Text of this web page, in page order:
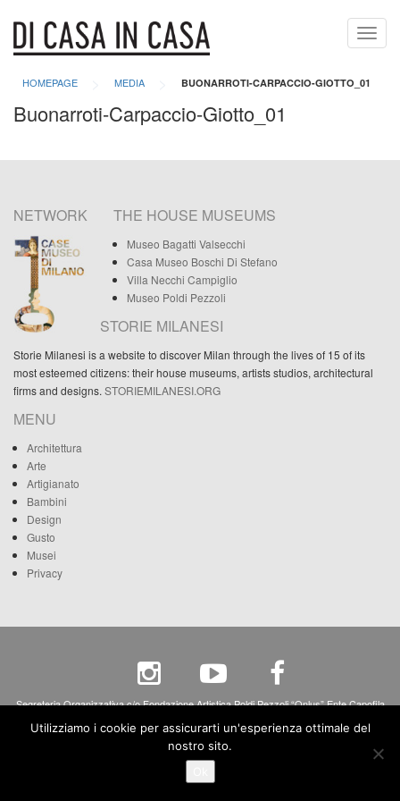
HOMEPAGE MEDIA BUONARROTI-CARPACCIO-GIOTTO_01
Buonarroti-Carpaccio-Giotto_01
NETWORK THE HOUSE MUSEUMS
Museo Bagatti Valsecchi
Casa Museo Boschi Di Stefano
Villa Necchi Campiglio
Museo Poldi Pezzoli
STORIE MILANESI
Storie Milanesi is a website to discover Milan through the lives of 15 of its
most esteemed citizens: their house museums, artists studios, architectural
firms and designs. STORIEMILANESI.ORG
MENU
Architettura
Arte
Artigianato
Bambini
Design
Gusto
Musei
Privacy
Segreteria Organizzativa c/o Fondazione Artistica Poldi Pezzoli “Onlus” Ente Capofila
Utilizziamo i cookie per assicurarti un'esperienza ottimale del
nostro sito.